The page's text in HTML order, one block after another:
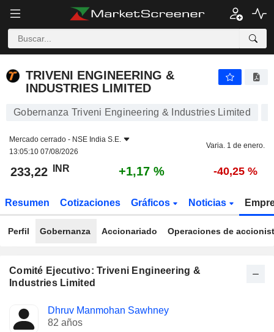
TRIVENI ENGINEERING &
INDUSTRIES LIMITED
Gobernanza Triveni Engineering & Industries Limited
Mercado cerrado - NSE India S.E.
13:05:10 07/08/2026
Varia. 1 de enero.
233,22 INR +1,17 % -40,25 %
Resumen Cotizaciones Gráficos Noticias
Perfil Gobernanza Accionariado Operaciones de
Comité Ejecutivo: Triveni Engineering &
Industries Limited
Director
Funciones
ocupadas
Dhruv Manmohan Sawhney
82 años